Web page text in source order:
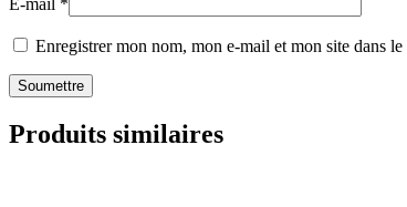
E-mail *
Enregistrer mon nom, mon e-mail et mon site dans
Produits similaires